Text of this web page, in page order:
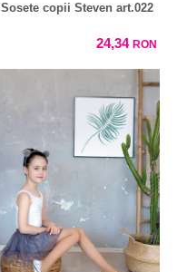
Sosete copii Steven art.022
24,34 RON